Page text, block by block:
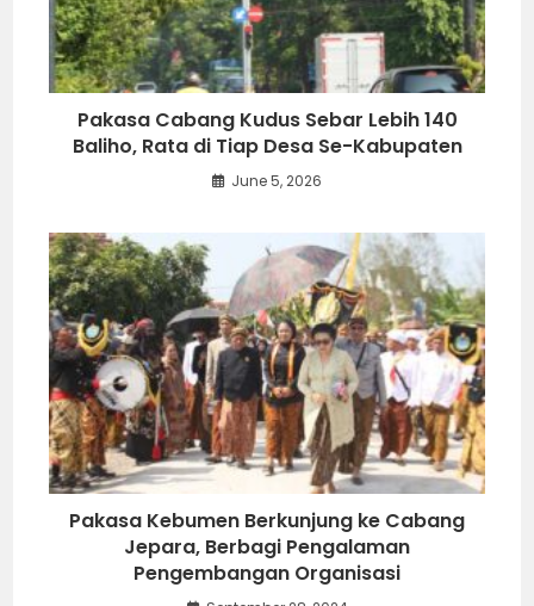
Pakasa Cabang Kudus Sebar Lebih 140
Baliho, Rata di Tiap Desa Se-Kabupaten
June 5, 2026
Pakasa Kebumen Berkunjung ke Cabang
Jepara, Berbagi Pengalaman
Pengembangan Organisasi